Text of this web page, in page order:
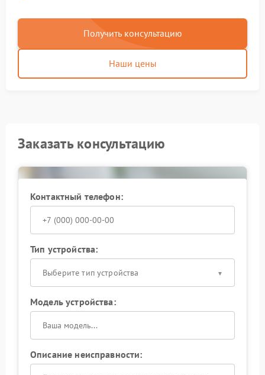
Получить консультацию
Наши цены
Заказать консультацию
Контактный телефон:
Тип устройства:
Выберите тип устройства
Модель устройства:
Описание неисправности: